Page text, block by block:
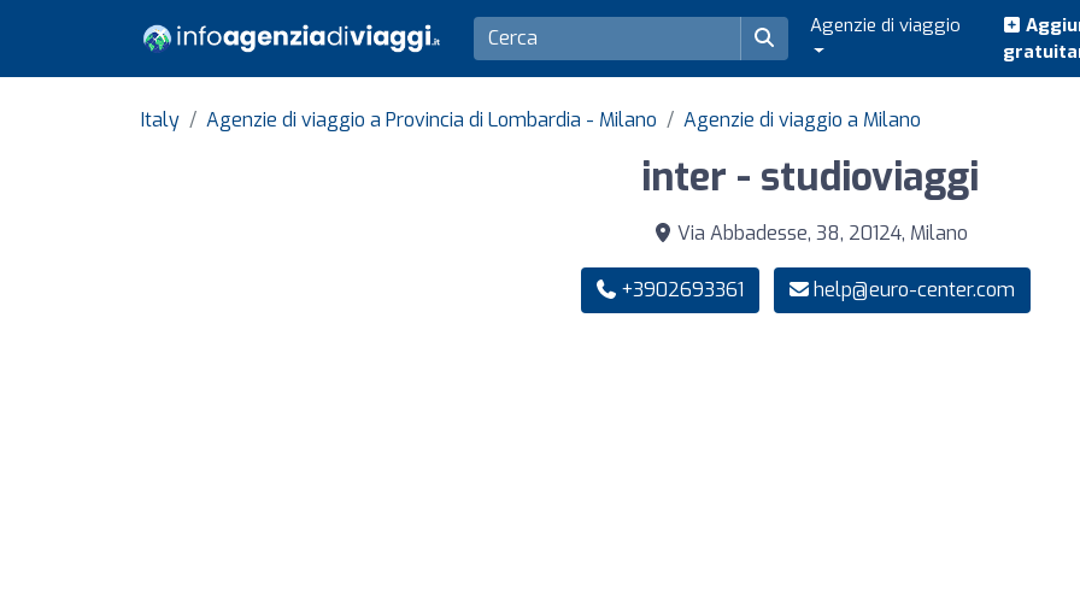
Agenzie di viaggio
Italy Agenzie di viaggio a Provincia di Lombardia - Milano Agenzie di viaggio a Milano
inter - studioviaggi
Via Abbadesse, 38, 20124, Milano
+3902693361 help@euro-center.com